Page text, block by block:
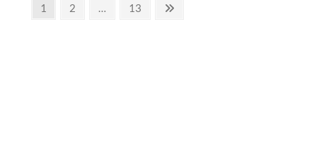
Keresztutak
oldal
1 oldal
2 … oldal
13
Következő